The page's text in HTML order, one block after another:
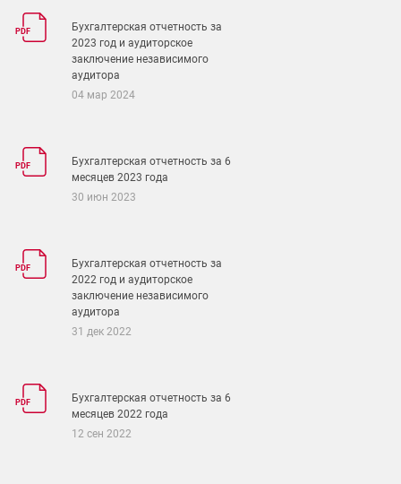
PDF
Бухгалтерская отчетность за
2023 год и аудиторское
заключение независимого
аудитора
04 мар 2024
PDF
Бухгалтерская отчетность за 6
месяцев 2023 года
30 июн 2023
PDF
Бухгалтерская отчетность за
2022 год и аудиторское
заключение независимого
аудитора
31 дек 2022
PDF
Бухгалтерская отчетность за 6
месяцев 2022 года
12 сен 2022